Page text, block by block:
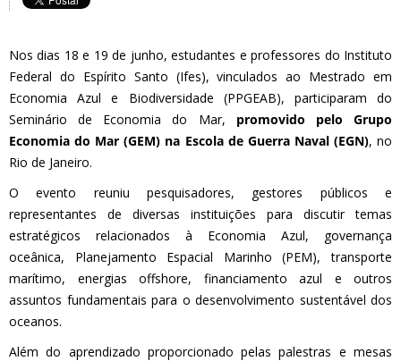
Nos dias 18 e 19 de junho, estudantes e professores do Instituto
Federal do Espírito Santo (Ifes), vinculados ao Mestrado em
Economia Azul e Biodiversidade (PPGEAB), participaram do
Seminário de Economia do Mar, promovido pelo Grupo
Economia do Mar (GEM) na Escola de Guerra Naval (EGN), no
Rio de Janeiro.
O evento reuniu pesquisadores, gestores públicos e
representantes de diversas instituições para discutir temas
estratégicos relacionados à Economia Azul, governança
oceânica, Planejamento Espacial Marinho (PEM), transporte
marítimo, energias offshore, financiamento azul e outros
assuntos fundamentais para o desenvolvimento sustentável dos
oceanos.
Além do aprendizado proporcionado pelas palestras e mesas